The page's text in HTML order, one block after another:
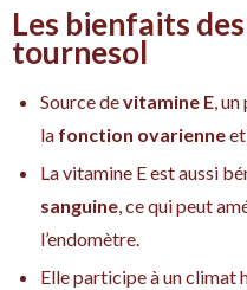
Les bienfaits
tournesol
Source devitamine E,
la fonction ovarienne
La vitamine E est aussi
sanguine, ce qui peut
l’endomètre.
Elle participe à un climat